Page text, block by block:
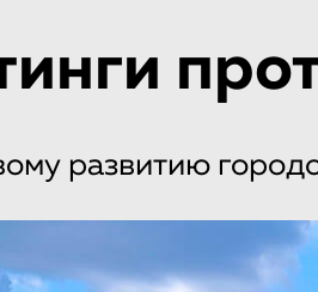
развитию